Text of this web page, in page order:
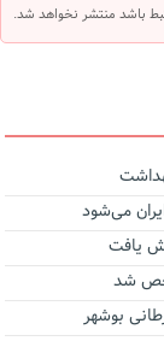
باشد منتشر نخواهد شد.
می‌شود
شد
بوشهر